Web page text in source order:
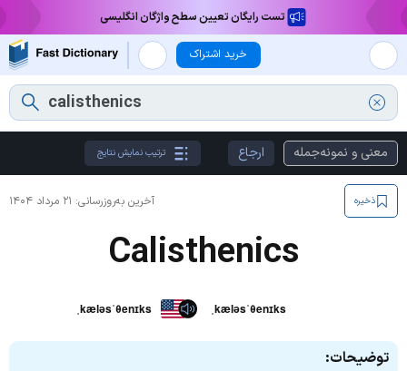
تست رایگان تعیین سطح واژگان انگلیسی
خرید اشتراک
معنی و نمونه‌جمله ارجاع ترتیب نمایش نتایج
آخرین به‌روزرسانی: ۲۱ مرداد ۱۴۰۴ ذخیره
Calisthenics
ˌkæləsˈθenɪks ˌkæləsˈθenɪks
توضیحات: